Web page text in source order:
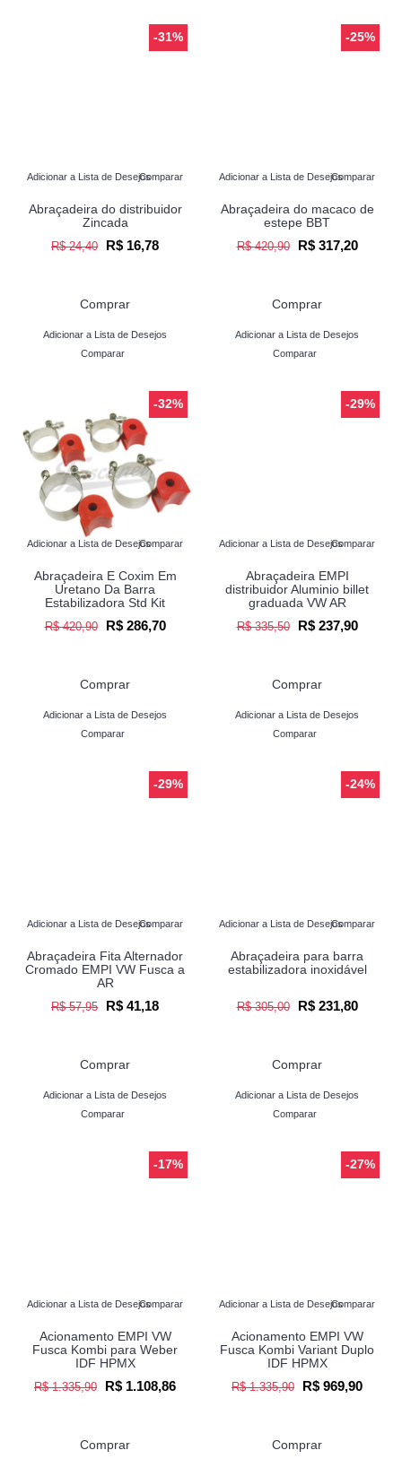
-31%
Adicionar a Lista de DesejosComparar
Abraçadeira do distribuidor
Zincada
R$ 24,40 R$ 16,78
Comprar
Adicionar a Lista de Desejos
Comparar
-25%
Adicionar a Lista de DesejosComparar
Abraçadeira do macaco de
estepe BBT
R$ 420,90 R$ 317,20
Comprar
Adicionar a Lista de Desejos
Comparar
-32%
Adicionar a Lista de DesejosComparar
Abraçadeira E Coxim Em
Uretano Da Barra
Estabilizadora Std Kit
R$ 420,90 R$ 286,70
Comprar
Adicionar a Lista de Desejos
Comparar
-29%
Adicionar a Lista de DesejosComparar
Abraçadeira EMPI
distribuidor Aluminio billet
graduada VW AR
R$ 335,50 R$ 237,90
Comprar
Adicionar a Lista de Desejos
Comparar
-29%
Adicionar a Lista de DesejosComparar
Abraçadeira Fita Alternador
Cromado EMPI VW Fusca a
AR
R$ 57,95 R$ 41,18
Comprar
Adicionar a Lista de Desejos
Comparar
-24%
Adicionar a Lista de DesejosComparar
Abraçadeira para barra
estabilizadora inoxidável
R$ 305,00 R$ 231,80
Comprar
Adicionar a Lista de Desejos
Comparar
-17%
Adicionar a Lista de DesejosComparar
Acionamento EMPI VW
Fusca Kombi para Weber
IDF HPMX
R$ 1.335,90 R$ 1.108,86
Comprar
-27%
Adicionar a Lista de DesejosComparar
Acionamento EMPI VW
Fusca Kombi Variant Duplo
IDF HPMX
R$ 1.335,90 R$ 969,90
Comprar